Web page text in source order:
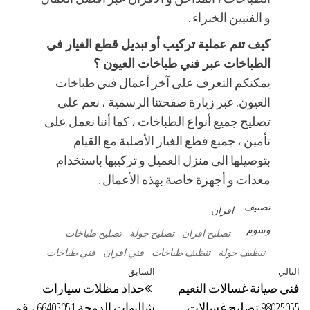
و الفنيين الخبراء .
كيف تتم عملية تركيب أو تبديل قطع الغيار في
الطباخات عبر فني طباخات العيون ؟
يمكنكم التعرف على آخر أعمال فني طباخات
العيون. عبر زيارة صفحتنا الرسمية ، نعم على
تصليح جميع أنواع الطباخات ، كما أننا نعمل على
تأمين ، جميع قطع الغيار الأصلية مع القيام
بتوصيلها الى منزل العميل و تركيبها باستخدام
معدات و أجهزة خاصة بهذه الأعمال .
تصنيف
افران
وسوم
تصليح افران تصليح جولة
تصليح طباخات
تنظيف جولة
تنظيف طباخات فني افران فني طباخات
تصفّح
المقالات
المقالة
السابقة
السابق
حداد مظلات سيارات
المقالة
التالية
التالي
فني صيانة غسالات النعيم